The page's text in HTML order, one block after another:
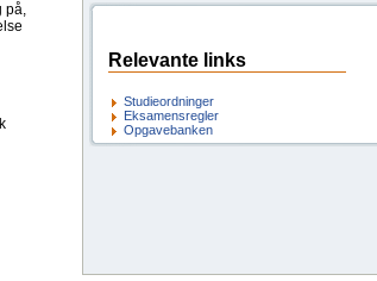
på,
Relevante links
Studieordninger
Eksamensregler
Opgavebanken